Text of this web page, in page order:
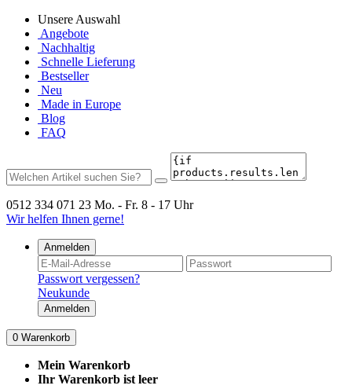
Unsere Auswahl
Angebote
Nachhaltig
Schnelle Lieferung
Bestseller
Neu
Made in Europe
Blog
FAQ
0512 334 071 23 Mo. - Fr. 8 - 17 Uhr
Wir helfen Ihnen gerne!
Anmelden
Passwort vergessen?
Neukunde
Anmelden
0 Warenkorb
Mein Warenkorb
Ihr Warenkorb ist leer